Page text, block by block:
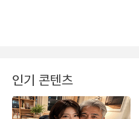
인기 콘텐츠